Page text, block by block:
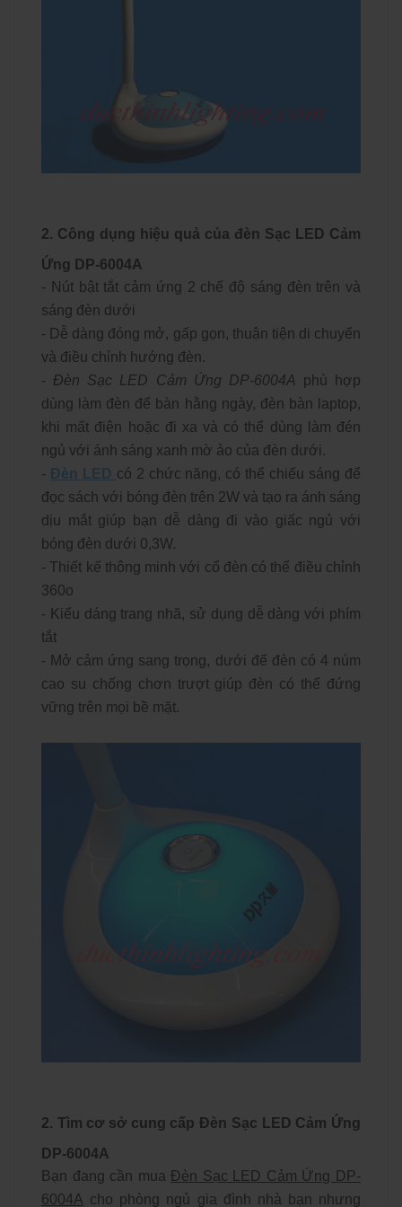
2. Công dụng hiệu quả của đèn Sạc LED Cảm
Ứng DP-6004A
- Nút bật tắt cảm ứng 2 chế độ sáng đèn trên và
sáng đèn dưới
- Dễ dàng đóng mở, gấp gọn, thuận tiện di chuyển
và điều chỉnh hướng đèn.
- Đèn Sạc LED Cảm Ứng DP-6004A
phù hợp
dùng làm đèn để bàn hằng ngày, đèn bàn laptop,
khi mất điện hoặc đi xa và có thể dùng làm đén
ngủ với ánh sáng xanh mờ ảo của đèn dưới.
- Đèn LED có 2 chức năng, có thể chiếu sáng để
đọc sách với bóng đèn trên 2W và tạo ra ánh sáng
dịu mắt giúp bạn dễ dàng đi vào giấc ngủ với
bóng đèn dưới 0,3W.
- Thiết kế thông minh với cổ đèn có thể điều chỉnh
360o
- Kiểu dáng trang nhã, sử dụng dễ dàng với phím
tắt
- Mở cảm ứng sang trọng, dưới đế đèn có 4 núm
cao su chống chơn trượt giúp đèn có thể đứng
vững trên mọi bề mặt.
2. Tìm cơ sở cung cấp Đèn Sạc LED Cảm Ứng
DP-6004A
Bạn đang cần muaĐèn Sạc LED Cảm Ứng DP-
6004A cho phòng ngủ gia đình nhà bạn nhưng